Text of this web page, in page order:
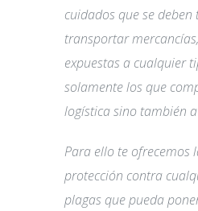
cuidados que se deben
transportar
expuestas a cualquier
solamente los que
logística sino también
Para ello te ofrecemos
protección contra
plagas que pueda